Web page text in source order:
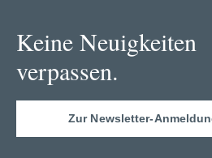
Keine Neuigkeiten
verpassen.
Zur Newsletter-